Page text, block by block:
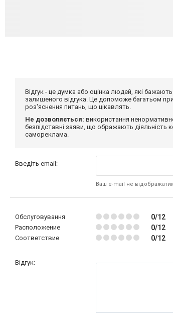
Відгук - це думка або оцінка людей, які
залишеного відгука. Це допоможе багатьом
роз'яснення питань, що цікавлять.
Не дозволяється: використання
безпідставні заяви, що ображають діяльність
самореклама.
Введіть email:
Ваш e-mail не
Обслуговування 0/12
Расположение 0/12
Соответствие 0/12
Відгук: